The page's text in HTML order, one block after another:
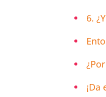
6.